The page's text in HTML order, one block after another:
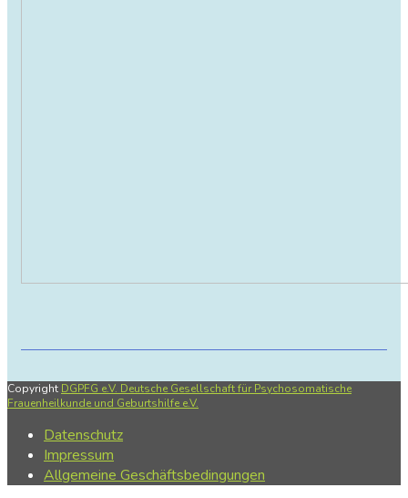
Copyright DGPFG e.V. Deutsche Gesellschaft für Psychosomatische
Frauenheilkunde und Geburtshilfe e.V.
Datenschutz
Impressum
Allgemeine Geschäftsbedingungen